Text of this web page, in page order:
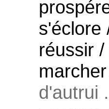
s'éclore
réussir
d'autrui